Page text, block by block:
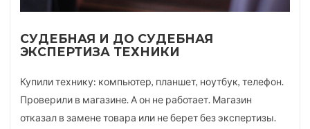
СУДЕБНАЯ И ДО СУДЕБНАЯ
ЭКСПЕРТИЗА ТЕХНИКИ
Купили технику: компьютер, планшет, ноутбук, телефон.
Проверили в магазине. А он не работает. Магазин
отказал в замене товара или не берет без экспертизы.